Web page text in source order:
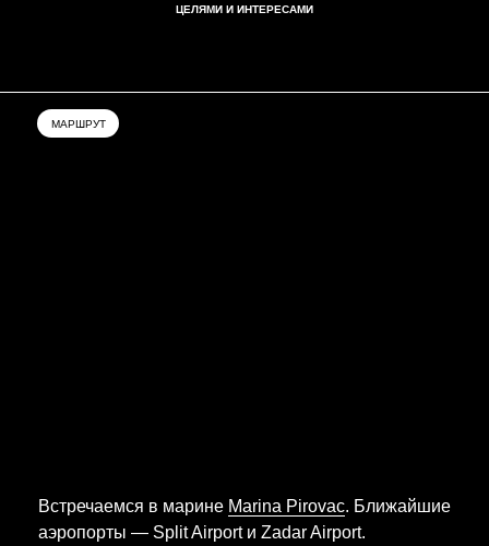
ЦЕЛЯМИ И ИНТЕРЕСАМИ
Встречаемся в марине Marina Pirovac. Ближайшие
аэропорты — Split Airport и Zadar Airport.
МАРШРУТ